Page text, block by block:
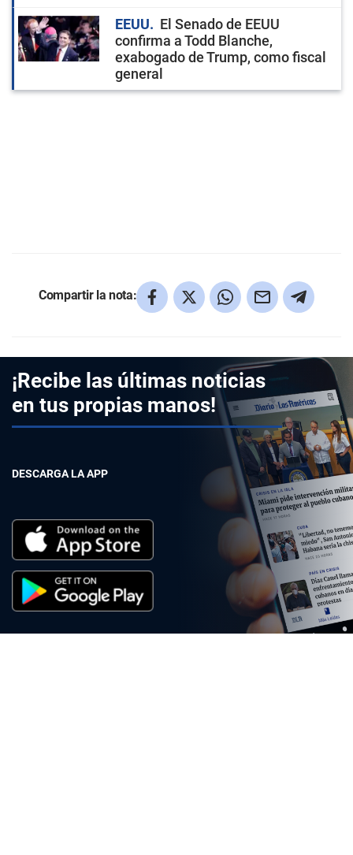
EEUU
El Senado de EEUU
confirma a Todd Blanche,
exabogado de Trump, como fiscal
general
Compartir la nota:
¡Recibe las últimas noticias
en tus propias manos!
DESCARGA LA APP